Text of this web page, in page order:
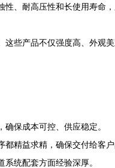
、耐高压性和长使用寿命
些产品不仅强度高、外观
保成本可控、供应稳定。
精益求精，确保交付给客户
统配套方面经验深厚。